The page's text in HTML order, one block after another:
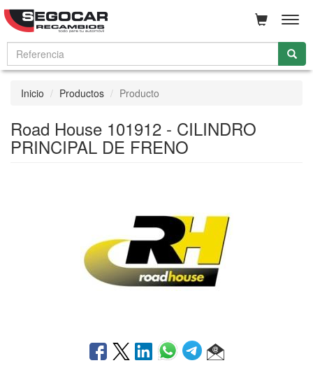
Inicio Productos Producto
Road House 101912 - CILINDRO
PRINCIPAL DE FRENO